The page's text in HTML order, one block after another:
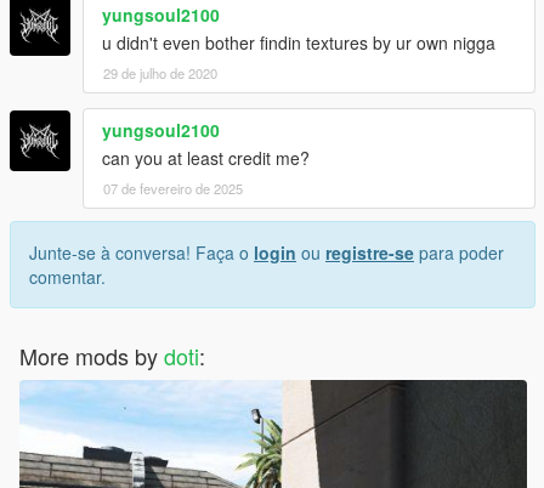
yungsoul2100
u didn't even bother findin textures by ur own nigga
29 de julho de 2020
yungsoul2100
can you at least credit me?
07 de fevereiro de 2025
Junte-se à conversa! Faça o login ou registre-se para poder
comentar.
More mods bydoti: